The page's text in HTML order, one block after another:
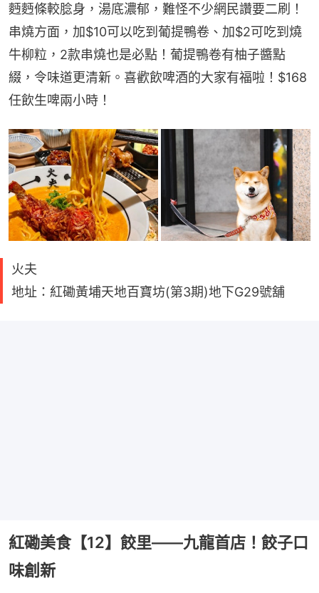
麪麪條較腍身，湯底濃郁，難怪不少網民讚要二刷！
串燒方面，加$10可以吃到葡提鴨卷、加$2可吃到燒
牛柳粒，2款串燒也是必點！葡提鴨卷有柚子醬點
綴，令味道更清新。喜歡飲啤酒的大家有福啦！$168
任飲生啤兩小時！
火夫
地址：紅磡黃埔天地百寶坊(第3期)地下G29號舖
紅磡美食【12】餃里——九龍首店！餃子口
味創新